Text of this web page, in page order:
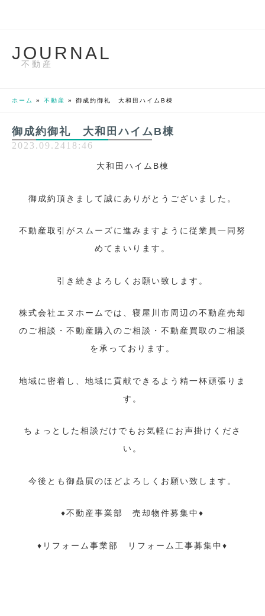
J O U R NAL
不動産
ホーム » 不動産 » 御成約御礼 大和田ハイムB棟
御成約御礼 大和田ハイムB棟
2023.09.24 18:46
大和田ハイムB棟
御成約頂きまして誠にありがとうございました。
不動産取引がスムーズに進みますように従業員一同努
めてまいります。
引き続きよろしくお願い致します。
株式会社エヌホームでは、寝屋川市周辺の不動産売却
のご相談・不動産購入のご相談・不動産買取のご相談
を承っております。
地域に密着し、地域に貢献できるよう精一杯頑張りま
す。
ちょっとした相談だけでもお気軽にお声掛けくださ
い。
今後とも御贔屓のほどよろしくお願い致します。
♦不動産事業部 売却物件募集中♦
♦リフォーム事業部 リフォーム工事募集中♦